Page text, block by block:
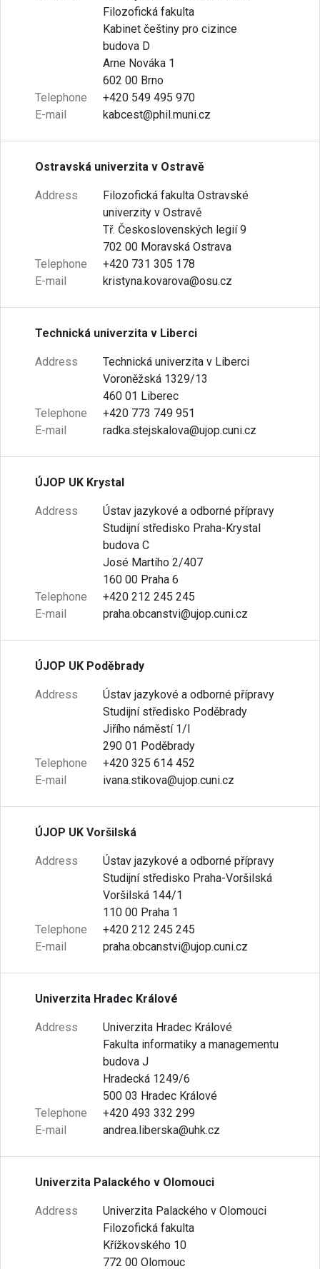
Filozofická fakulta
Kabinet češtiny pro cizince
budova D
Arne Nováka 1
602 00 Brno
Telephone
+420 549 495 970
E-mail
kabcest@phil.muni.cz
Ostravská univerzita v Ostravě
Address
Filozofická fakulta Ostravské
univerzity v Ostravě
Tř. Československých legií 9
702 00 Moravská Ostrava
Telephone
+420 731 305 178
E-mail
kristyna.kovarova@osu.cz
Technická univerzita v Liberci
Address
Technická univerzita v Liberci
Voroněžská 1329/13
460 01 Liberec
Telephone
+420 773 749 951
E-mail
radka.stejskalova@ujop.cuni.cz
ÚJOP UK Krystal
Address
Ústav jazykové a odborné přípravy
Studijní středisko Praha-Krystal
budova C
José Martího 2/407
160 00 Praha 6
Telephone
+420 212 245 245
E-mail
praha.obcanstvi@ujop.cuni.cz
ÚJOP UK Poděbrady
Address
Ústav jazykové a odborné přípravy
Studijní středisko Poděbrady
Jiřího náměstí 1/I
290 01 Poděbrady
Telephone
+420 325 614 452
E-mail
ivana.stikova@ujop.cuni.cz
ÚJOP UK Voršilská
Address
Ústav jazykové a odborné přípravy
Studijní středisko Praha-Voršilská
Voršilská 144/1
110 00 Praha 1
Telephone
+420 212 245 245
E-mail
praha.obcanstvi@ujop.cuni.cz
Univerzita Hradec Králové
Address
Univerzita Hradec Králové
Fakulta informatiky a managementu
budova J
Hradecká 1249/6
500 03 Hradec Králové
Telephone
+420 493 332 299
E-mail
andrea.liberska@uhk.cz
Univerzita Palackého v Olomouci
Address
Univerzita Palackého v Olomouci
Filozofická fakulta
Křížkovského 10
772 00 Olomouc